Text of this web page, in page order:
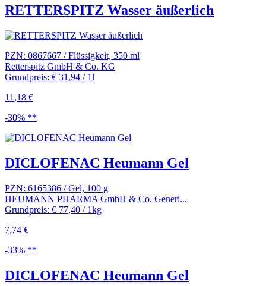
RETTERSPITZ Wasser äußerlich
PZN: 0867667 / Flüssigkeit, 350 ml
Retterspitz GmbH & Co. KG
Grundpreis: € 31,94 / 1l
11,18 €
-30% **
DICLOFENAC Heumann Gel
PZN: 6165386 / Gel, 100 g
HEUMANN PHARMA GmbH & Co. Generi...
Grundpreis: € 77,40 / 1kg
7,74 €
-33% **
DICLOFENAC Heumann Gel